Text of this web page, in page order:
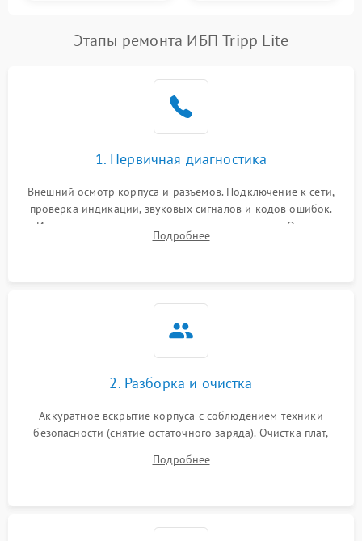
Этапы ремонта ИБП Tripp Lite
1. Первичная диагностика
Внешний осмотр корпуса и разъемов. Подключение к сети,
проверка индикации, звуковых сигналов и кодов ошибок.
Измерение входного и выходного напряжения. Оценка
реакции ИБП на отключение основного питания без
Подробнее
2. Разборка и очистка
Аккуратное вскрытие корпуса с соблюдением техники
безопасности (снятие остаточного заряда). Очистка плат,
и кистей для предотвращения перегрева и замыканий.
Подробнее